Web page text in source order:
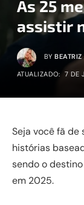
As 25
assistir
BY
ATUALIZADO: 7 DE
Seja você fã de
histórias
sendo o
em 2025.